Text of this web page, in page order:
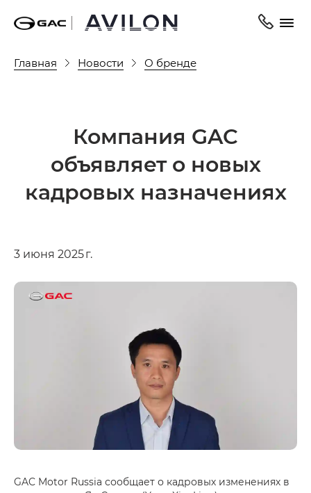
Главная Новости О бренде
Компания GAC
объявляет о новых
кадровых назначениях
3 июня 2025 г.
GAC Motor Russia сообщает о кадровых изменениях в